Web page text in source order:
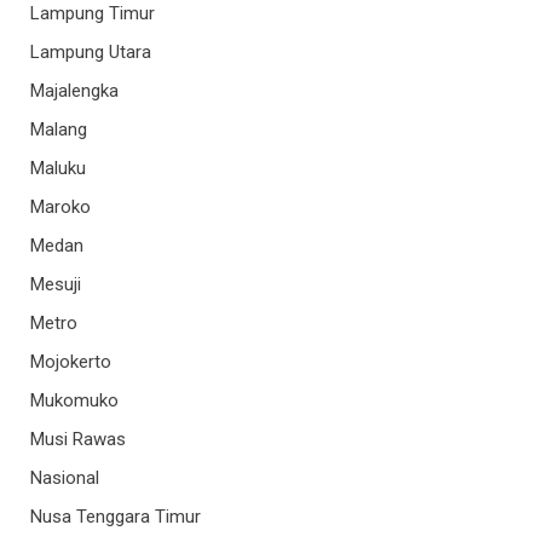
Lampung Timur
Lampung Utara
Majalengka
Malang
Maluku
Maroko
Medan
Mesuji
Metro
Mojokerto
Mukomuko
Musi Rawas
Nasional
Nusa Tenggara Timur